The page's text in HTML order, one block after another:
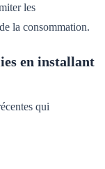
les
la consommation.
en installant
qui